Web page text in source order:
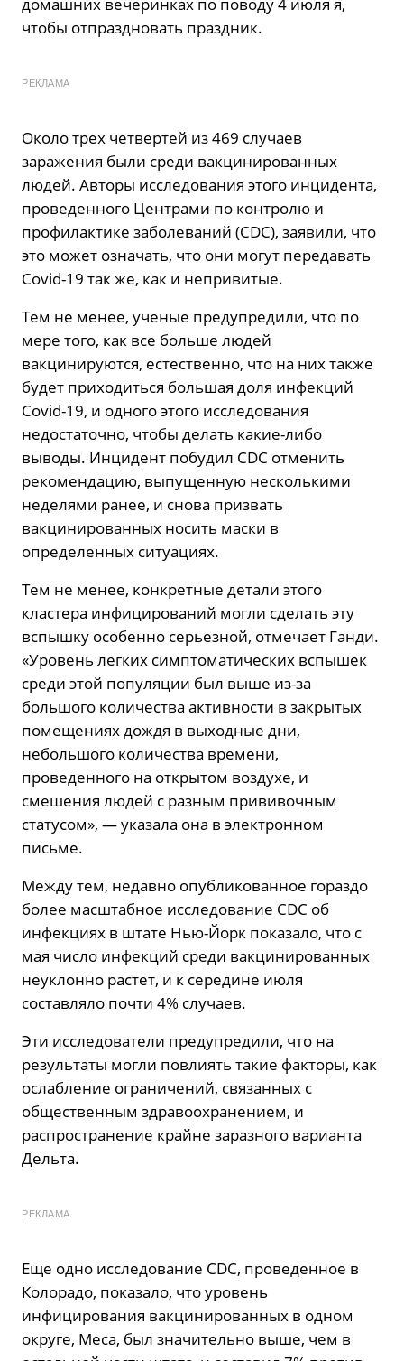
чтобы отпраздновать праздник.
РЕКЛАМА
Около трех четвертей из 469 случаев
заражения были среди вакцинированных
людей. Авторы исследования этого инцидента,
проведенного Центрами по контролю и
профилактике заболеваний (CDC), заявили, что
это может означать, что они могут передавать
Covid-19 так же, как и непривитые.
Тем не менее, ученые предупредили, что по
мере того, как все больше людей
вакцинируются, естественно, что на них также
будет приходиться большая доля инфекций
Covid-19, и одного этого исследования
недостаточно, чтобы делать какие-либо
выводы. Инцидент побудил CDC отменить
рекомендацию, выпущенную несколькими
неделями ранее, и снова призвать
вакцинированных носить маски в
определенных ситуациях.
Тем не менее, конкретные детали этого
кластера инфицирований могли сделать эту
вспышку особенно серьезной, отмечает Ганди.
«Уровень легких симптоматических вспышек
среди этой популяции был выше из-за
большого количества активности в закрытых
помещениях дождя в выходные дни,
небольшого количества времени,
проведенного на открытом воздухе, и
смешения людей с разным прививочным
статусом», — указала она в электронном
письме.
Между тем, недавно опубликованное гораздо
более масштабное исследование CDC об
инфекциях в штате Нью-Йорк показало, что с
мая число инфекций среди вакцинированных
неуклонно растет, и к середине июля
составляло почти 4% случаев.
Эти исследователи предупредили, что на
результаты могли повлиять такие факторы, как
ослабление ограничений, связанных с
общественным здравоохранением, и
распространение крайне заразного варианта
Дельта.
РЕКЛАМА
Еще одно исследование CDC, проведенное в
Колорадо, показало, что уровень
инфицирования вакцинированных в одном
округе, Меса, был значительно выше, чем в